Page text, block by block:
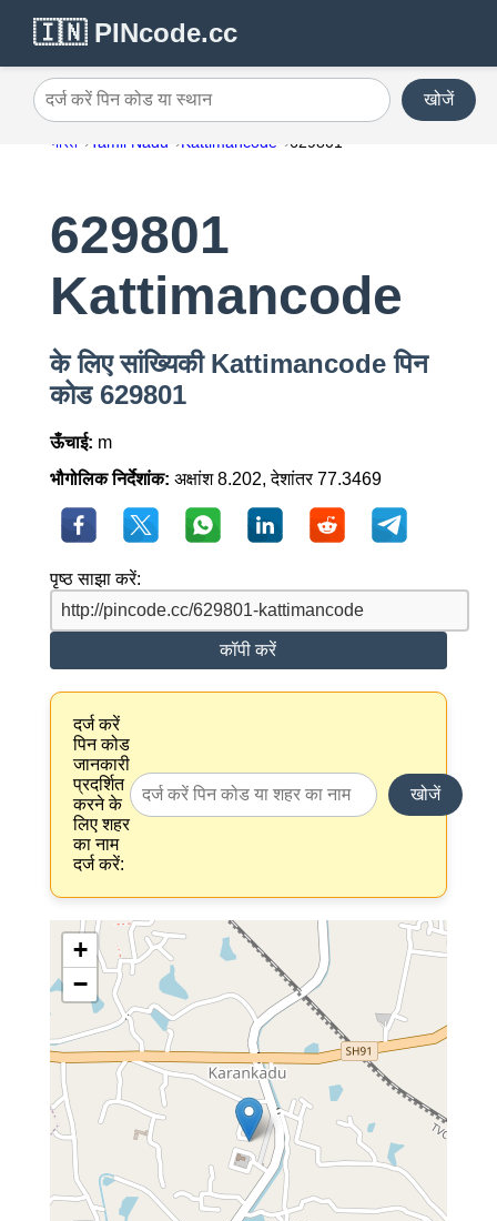
🇮🇳 PINcode.cc
दर्ज करें पिन कोड या स्थान खोजें
भारत Tamil Nadu Kattimancode 629801
629801
Kattimancode
के लिए सांख्यिकी Kattimancode पिन
कोड 629801
ऊँचाई: m
भौगोलिक निर्देशांक: अक्षांश 8.202, देशांतर 77.3469
पृष्ठ साझा करें:
कॉपी करें
दर्ज करें
पिन कोड
जानकारी
प्रदर्शित
करने के
लिए शहर
का नाम
दर्ज करें:
खोजें
+
−